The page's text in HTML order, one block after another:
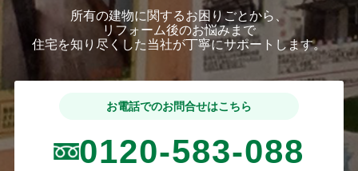
所有の建物に関するお困りごとから、
リフォーム後のお悩みまで
住宅を知り尽くした当社が丁寧にサポートします。
お電話でのお問合せはこちら
0120-583-088